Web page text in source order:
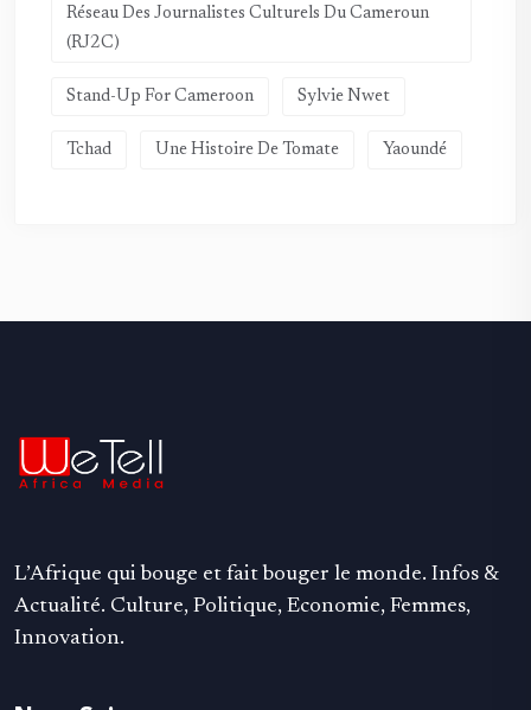
Réseau Des Journalistes Culturels Du Cameroun
(RJ2C)
Stand-Up For Cameroon Sylvie Nwet
Tchad Une Histoire De Tomate Yaoundé
L’Afrique qui bouge et fait bouger le monde. Infos &
Actualité. Culture, Politique, Economie, Femmes,
Innovation.